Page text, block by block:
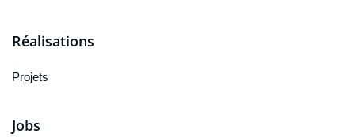
Réalisations
Projets
Jobs